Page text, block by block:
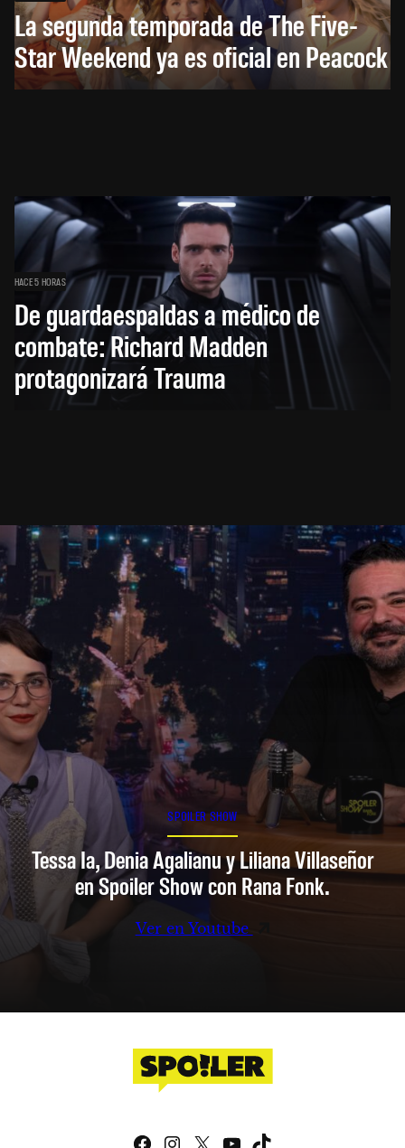
La segunda temporada de The Five-
Star Weekend ya es oficial en Peacock
HACE 5 HORAS
De guardaespaldas a médico de
combate: Richard Madden
protagonizará Trauma
SPOILER SHOW
Tessa Ia, Denia Agalianu y Liliana Villaseñor
en Spoiler Show con Rana Fonk.
Ver en Youtube
Facebook
Instagram
X YouTube